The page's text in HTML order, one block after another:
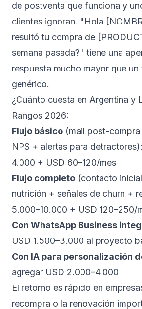
de postventa que funciona y
clientes ignoran. "Hola
resultó tu compra de
semana pasada?" tiene una
respuesta mucho mayor que un
genérico.
¿Cuánto cuesta en Argentina y
Rangos 2026:
Flujo básico (mail post-
NPS + alertas para
4.000 + USD 60–120/mes
Flujo completo (contacto
nutrición + señales de churn +
5.000–10.000 + USD 120–250/
Con WhatsApp Business
USD 1.500–3.000 al proyecto
Con IA para personalización
agregar USD 2.000–4.000
El retorno es rápido en
recompra o la renovación